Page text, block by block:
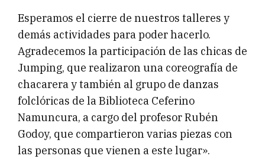
Esperamos el cierre de nuestros talleres y
demás actividades para poder hacerlo.
Agradecemos la participación de las chicas de
Jumping, que realizaron una coreografía de
chacarera y también al grupo de danzas
folclóricas de la Biblioteca Ceferino
Namuncura, a cargo del profesor Rubén
Godoy, que compartieron varias piezas con
las personas que vienen a este lugar».